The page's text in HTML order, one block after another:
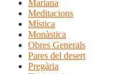
Mariana
Meditacions
Mística
Monàstica
Obres Generals
Pares del desert
Pregària